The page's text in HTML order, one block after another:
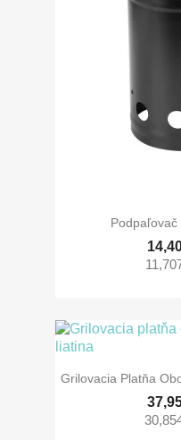
Podpaľovač
Grilovacia Platňa